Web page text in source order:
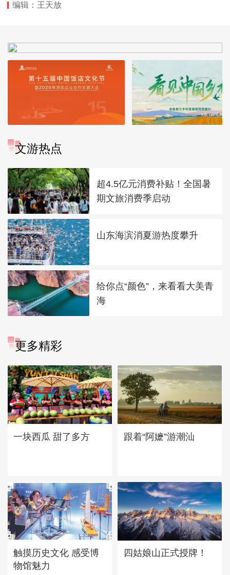
编辑：王天放
文游热点
超4.5亿元消费补贴！全国暑
期文旅消费季启动
山东海滨消夏游热度攀升
给你点“颜色”，来看看大美青
海
更多精彩
一块西瓜 甜了多方 跟着“阿嬷”游潮汕
触摸历史文化 感受博
物馆魅力
四姑娘山正式授牌！